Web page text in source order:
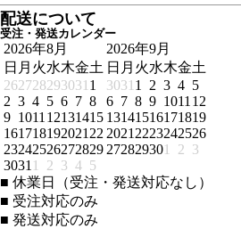
配送について
受注・発送カレンダー
2026年8月
日 月 火水木金土
262728293031 1
2 3 4 5 6 7 8
9 1011 12131415
161718192021 22
23242526272829
3031 1 2 3 4 5
2026年9月
日 月 火水木金土
3031 1 2 3 4 5
6 7 8 9 1011 12
13141516171819
2021 2223242526
272829301 2 3
■ 休業日（受注・発送対応なし）
■ 受注対応のみ
■ 発送対応のみ